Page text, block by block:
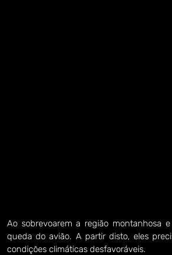
Ao sobrevoarem a região montanhosa
queda do avião. A partir disto, eles
condições climáticas desfavoráveis.